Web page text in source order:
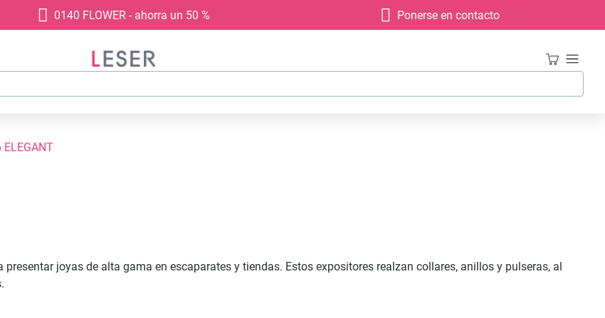
0140 FLOWER - ahorra un 50 % Ponerse en contacto
ELEGANT
joyas de alta gama en escaparates y tiendas. Estos expositores realzan collares, anillos y pulseras, al